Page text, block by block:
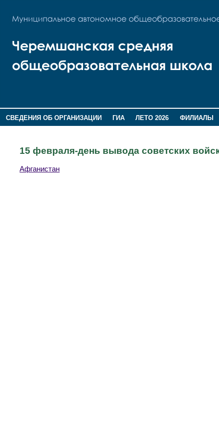
СВЕДЕНИЯ ОБ ОРГАНИЗАЦИИ ГИА ЛЕТО 2026
ФИЛИАЛЫ
15 февраля-день вывода советских
Афганистан